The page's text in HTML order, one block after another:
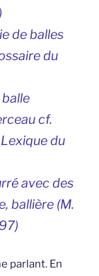
de balles
du
cf.
du
avec des
ballière (M.
parlant. En